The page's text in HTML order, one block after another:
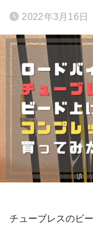
2022年3月16日
チューブレスのビ